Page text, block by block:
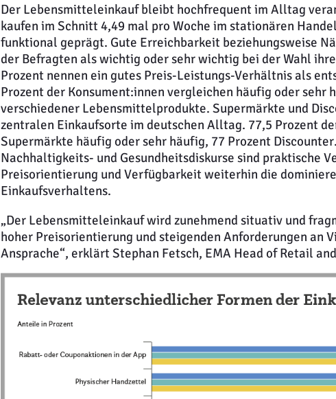
Der Lebensmitteleinkauf bleibt hochfrequent im Alltag
kaufen im Schnitt 4,49 mal pro Woche im stationären
funktional geprägt. Gute Erreichbarkeit beziehungsweise
der Befragten als wichtig oder sehr wichtig bei der Wahl
Prozent nennen ein gutes Preis-Leistungs-Verhältnis als
Prozent der Konsument:innen vergleichen häufig oder sehr
verschiedener Lebensmittelprodukte. Supermärkte und
zentralen Einkaufsorte im deutschen Alltag. 77,5 Prozent
Supermärkte häufig oder sehr häufig, 77 Prozent
Nachhaltigkeits- und Gesundheitsdiskurse sind praktische
Preisorientierung und Verfügbarkeit weiterhin die
Einkaufsverhaltens.
„Der Lebensmitteleinkauf wird zunehmend situativ und
hoher Preisorientierung und steigenden Anforderungen an
Ansprache“, erklärt Stephan Fetsch, EMA Head of Retail